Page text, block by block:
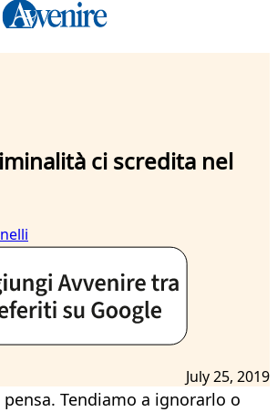
ci scredita nel
July 25, 2019
pensa. Tendiamo a ignorarlo o